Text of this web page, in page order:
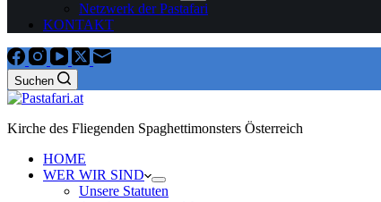
Netzwerk der Pastafari
KONTAKT
Suchen
Kirche des Fliegenden Spaghettimonsters Österreich
HOME
WER WIR SIND
Unsere Statuten